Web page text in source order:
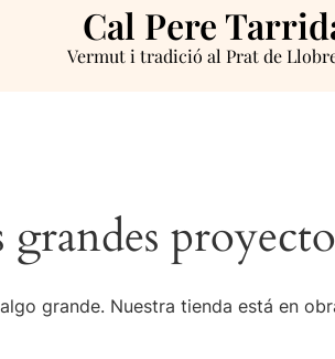
Cal Pere
Vermut i tradició al Prat de
grandes
grande. Nuestra tienda está en